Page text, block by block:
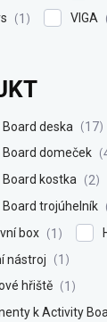
1 VIGA
deska
17
domeček
kostka
2
trojúhelník
box
1
nástroj
1
hřiště
1
k Activity